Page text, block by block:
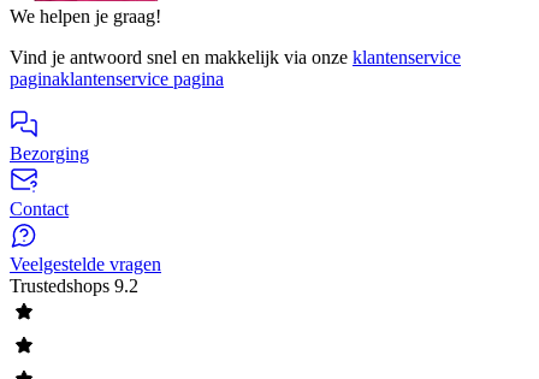
We helpen je graag!
Vind je antwoord snel en makkelijk via onze klantenservice
paginaklantenservice pagina
Bezorging
Contact
Veelgestelde vragen
Trustedshops 9.2